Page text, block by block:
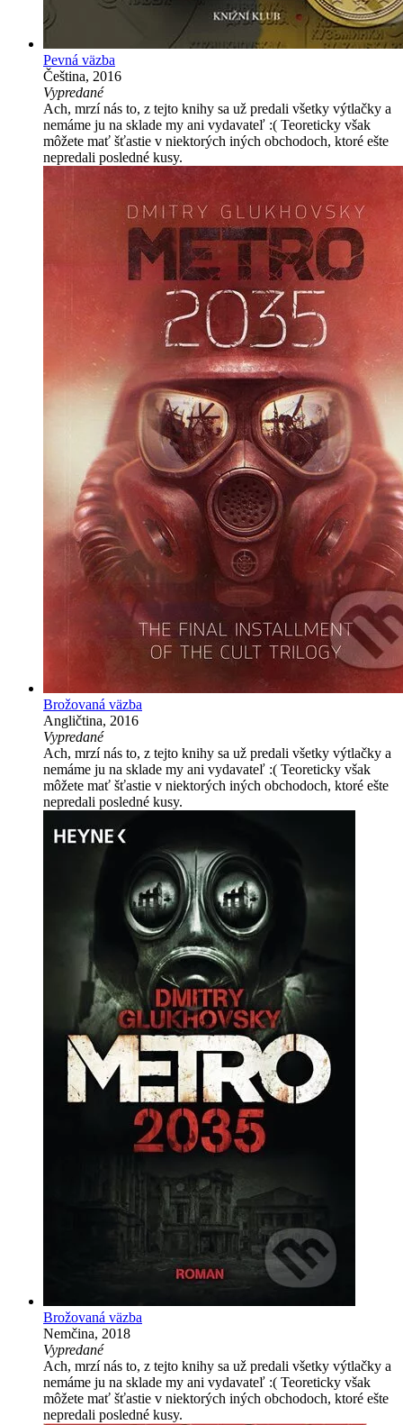
Pevná väzba
Čeština, 2016
Vypredané
Ach, mrzí nás to, z tejto knihy sa už predali všetky výtlačky a
nemáme ju na sklade my ani vydavateľ :( Teoreticky však
môžete mať šťastie v niektorých iných obchodoch, ktoré ešte
nepredali posledné kusy.
Brožovaná väzba
Angličtina, 2016
Vypredané
Ach, mrzí nás to, z tejto knihy sa už predali všetky výtlačky a
nemáme ju na sklade my ani vydavateľ :( Teoreticky však
môžete mať šťastie v niektorých iných obchodoch, ktoré ešte
nepredali posledné kusy.
Brožovaná väzba
Nemčina, 2018
Vypredané
Ach, mrzí nás to, z tejto knihy sa už predali všetky výtlačky a
nemáme ju na sklade my ani vydavateľ :( Teoreticky však
môžete mať šťastie v niektorých iných obchodoch, ktoré ešte
nepredali posledné kusy.